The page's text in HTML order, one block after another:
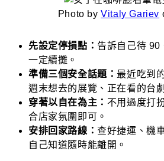
Photo byVitaly Gariev
先設定停損點： 告訴自己待 90
一定續攤。
準備三個安全話題： 最近吃到
週末想去的展覽、正在看的台
穿著以自在為主： 不用過度打
合店家氛圍即可。
安排回家路線： 查好捷運、機
自己知道隨時能離開。